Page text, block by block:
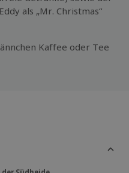
als „Mr. Christmas“
Kaffee oder Tee